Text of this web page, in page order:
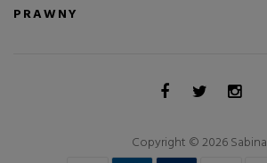
PRAWNY
Copyright © 2026 Sabina